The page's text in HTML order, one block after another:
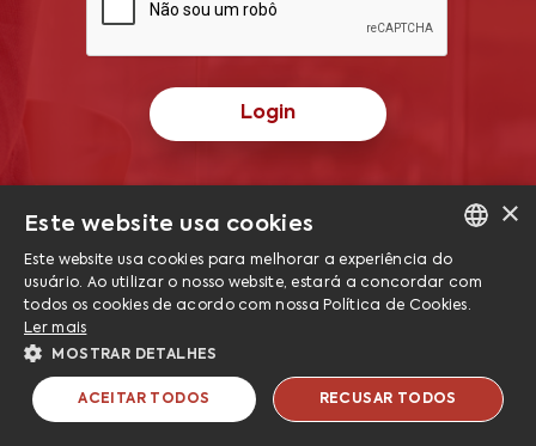
Login
Termos e Condições
Politica de Privacidade e Termos de UsoPORTUGUESE
×
Este website usa cookies
Este website usa cookies para melhorar a experiência do
usuário. Ao utilizar o nosso website, estará a concordar com
todos os cookies de acordo com nossa Política de Cookies.
Ler mais
MOSTRAR DETALHES
ACEITAR TODOS RECUSAR TODOS